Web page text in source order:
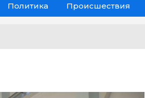
Политика Происшествия